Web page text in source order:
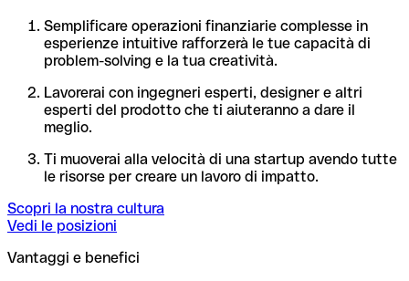
Semplificare operazioni finanziarie complesse in
esperienze intuitive rafforzerà le tue capacità di
problem-solving e la tua creatività.
Lavorerai con ingegneri esperti, designer e altri
esperti del prodotto che ti aiuteranno a dare il
meglio.
Ti muoverai alla velocità di una startup avendo tutte
le risorse per creare un lavoro di impatto.
Scopri la nostra cultura
Vedi le posizioni
Vantaggi e benefici